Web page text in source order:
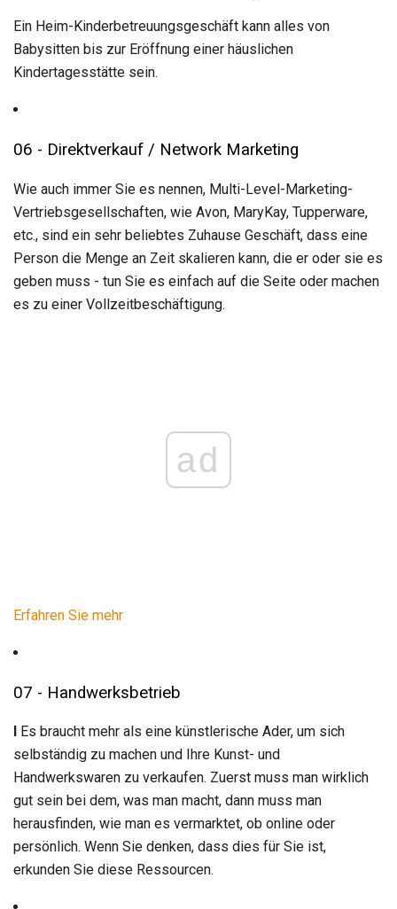
Ein Heim-Kinderbetreuungsgeschäft kann alles von
Babysitten bis zur Eröffnung einer häuslichen
Kindertagesstätte sein.
06 - Direktverkauf / Network Marketing
Wie auch immer Sie es nennen, Multi-Level-Marketing-
Vertriebsgesellschaften, wie Avon, MaryKay, Tupperware,
etc., sind ein sehr beliebtes Zuhause Geschäft, dass eine
Person die Menge an Zeit skalieren kann, die er oder sie es
geben muss - tun Sie es einfach auf die Seite oder machen
es zu einer Vollzeitbeschäftigung.
ad
Erfahren Sie mehr
07 - Handwerksbetrieb
Es braucht mehr als eine künstlerische Ader, um sich
selbständig zu machen und Ihre Kunst- und
Handwerkswaren zu verkaufen. Zuerst muss man wirklich
gut sein bei dem, was man macht, dann muss man
herausfinden, wie man es vermarktet, ob online oder
persönlich. Wenn Sie denken, dass dies für Sie ist,
erkunden Sie diese Ressourcen.